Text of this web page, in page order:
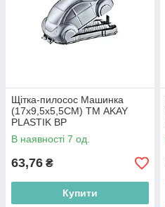
Щітка-пилосос Машинка
(17х9,5х5,5СМ) ТМ AKAY
PLASTIK BP
В наявності 7 од.
63,76 ₴
Купити